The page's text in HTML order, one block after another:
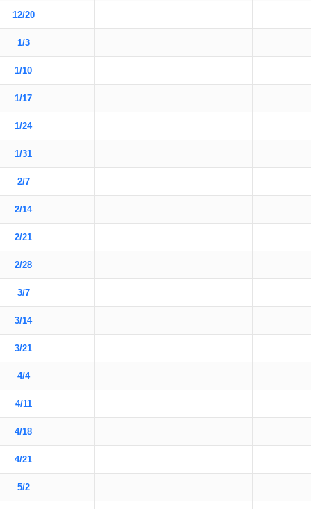
12/20
1/3
1/10
1/17
1/24
1/31
2/7
2/14
2/21
2/28
3/7
3/14
3/21
4/4
4/11
4/18
4/21
5/2